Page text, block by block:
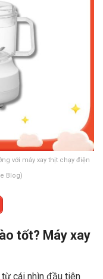
với máy xay thịt chạy điện
Blog)
tốt? Máy xay
cái nhìn đầu tiên